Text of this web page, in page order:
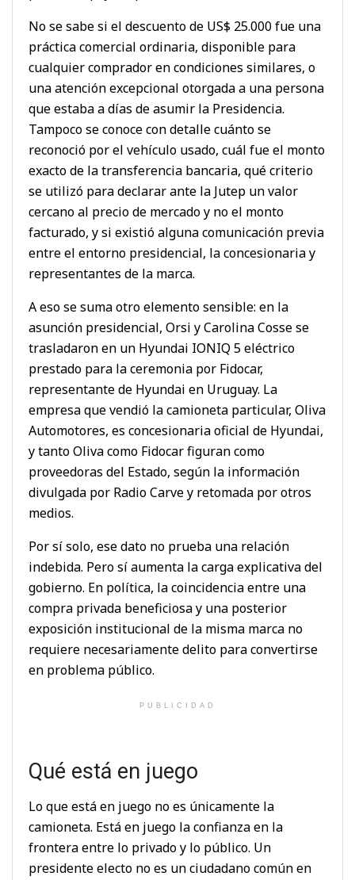
No se sabe si el descuento de US$ 25.000 fue una
práctica comercial ordinaria, disponible para
cualquier comprador en condiciones similares, o
una atención excepcional otorgada a una persona
que estaba a días de asumir la Presidencia.
Tampoco se conoce con detalle cuánto se
reconoció por el vehículo usado, cuál fue el monto
exacto de la transferencia bancaria, qué criterio
se utilizó para declarar ante la Jutep un valor
cercano al precio de mercado y no el monto
facturado, y si existió alguna comunicación previa
entre el entorno presidencial, la concesionaria y
representantes de la marca.
A eso se suma otro elemento sensible: en la
asunción presidencial, Orsi y Carolina Cosse se
trasladaron en un Hyundai IONIQ 5 eléctrico
prestado para la ceremonia por Fidocar,
representante de Hyundai en Uruguay. La
empresa que vendió la camioneta particular, Oliva
Automotores, es concesionaria oficial de Hyundai,
y tanto Oliva como Fidocar figuran como
proveedoras del Estado, según la información
divulgada por Radio Carve y retomada por otros
medios.
Por sí solo, ese dato no prueba una relación
indebida. Pero sí aumenta la carga explicativa del
gobierno. En política, la coincidencia entre una
compra privada beneficiosa y una posterior
exposición institucional de la misma marca no
requiere necesariamente delito para convertirse
en problema público.
PUBLICIDAD
Qué está en juego
Lo que está en juego no es únicamente la
camioneta. Está en juego la confianza en la
frontera entre lo privado y lo público. Un
presidente electo no es un ciudadano común en